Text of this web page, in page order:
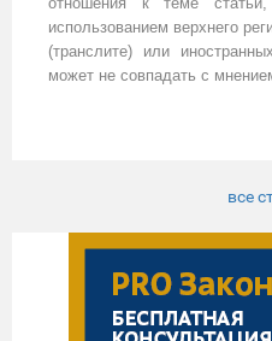
использованием верхнего
(транслите) или
может не совпадать с
все